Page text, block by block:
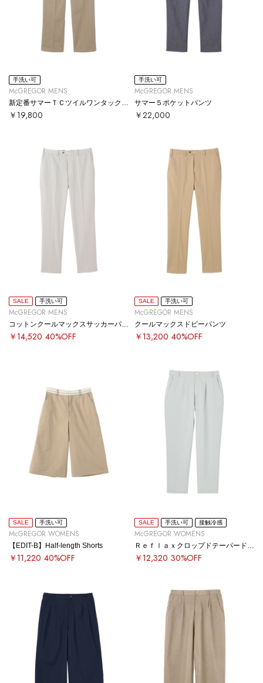
手洗い可
McGREGOR MENS
￥19,800
手洗い可
McGREGOR MENS
サマー５ポケットパンツ
￥22,000
SALE 手洗い可
McGREGOR MENS
コットンクールマックスサッカーパンツ
￥14,520 40%OFF
SALE 手洗い可
McGREGOR MENS
クールマックスドビーパンツ
￥13,200 40%OFF
SALE 手洗い可
McGREGOR WOMENS
【EDIT-B】Half-length Shorts
￥11,220 40%OFF
SALE 手洗い可 接触冷感
McGREGOR WOMENS
￥12,320 30%OFF